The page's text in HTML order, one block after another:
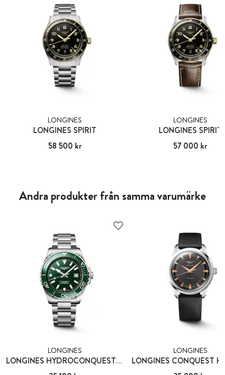
LONGINES
LONGINES SPIRIT
Pris: 58 500 kr
58 500 kr
LONGINES
LONGINES SPIRIT
Pris: 57 000 kr
57 000 kr
Andra produkter från samma varumärke
LONGINES
LONGINES HYDROCONQUEST 39 MM
LONGINES